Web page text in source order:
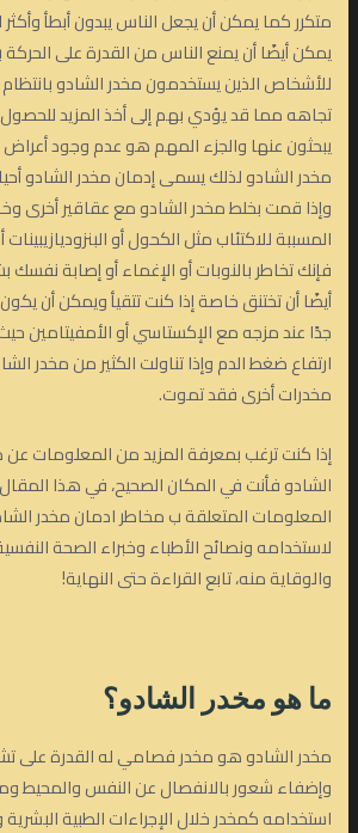
متكرر كما يمكن أن يجعل الناس يبدون أبطأ
يمكن أيضًا أن يمنع الناس من القدرة على
للأشخاص الذين يستخدمون مخدر الشادو بانتظام
تجاهه مما قد يؤدي بهم إلى أخذ المزيد للحصول
يبحثون عنها والجزء المهم هو عدم وجود
مخدر الشادو لذلك يسمى إدمان مخدر الشادو
وإذا قمت بخلط مخدر الشادو مع عقاقير أخرى
المسببة للاكتئاب مثل الكحول أو البنزوديازيبينات
فإنك تخاطر بالنوبات أو الإغماء أو إصابة
أيضًا أن تختنق خاصة إذا كنت تتقيأ ويمكن أن
جدًا عند مزجه مع الإكستاسي أو الأمفيتامين
ارتفاع ضغط الدم وإذا تناولت الكثير من مخدر
مخدرات أخرى فقد تموت.
إذا كنت ترغب بمعرفة المزيد من المعلومات
الشادو فأنت في المكان الصحيح، في هذا
المعلومات المتعلقة ب مخاطر ادمان مخدر الشادو
لاستخدامه ونصائح الأطباء وخبراء الصحة
والوقاية منه، تابع القراءة حتى النهاية!
ما هو مخدر الشادو؟
مخدر الشادو هو مخدر فصامي له القدرة على
وإضفاء شعور بالانفصال عن النفس والمحيط
استخدامه كمخدر خلال الإجراءات الطبية البشرية